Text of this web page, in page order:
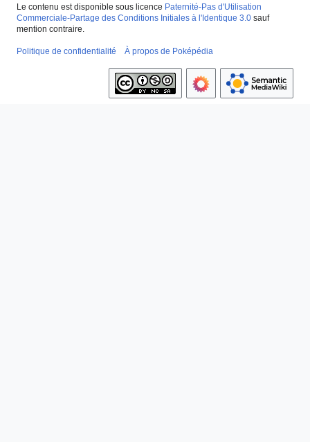
Le contenu est disponible sous licence Paternité-Pas d'Utilisation
Commerciale-Partage des Conditions Initiales à l'Identique 3.0 sauf
mention contraire.
Politique de confidentialité À propos de Poképédia